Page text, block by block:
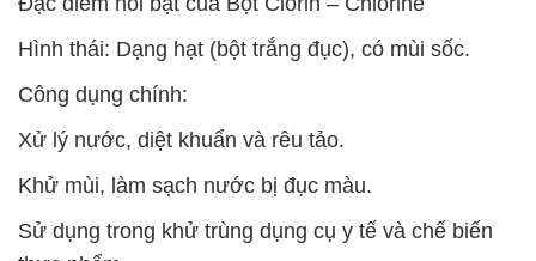
Hình thái: Dạng hạt (bột trắng đục), có mùi sốc.
Công dụng chính:
Xử lý nước, diệt khuẩn và rêu tảo.
Khử mùi, làm sạch nước bị đục màu.
Sử dụng trong khử trùng dụng cụ y tế và chế biến